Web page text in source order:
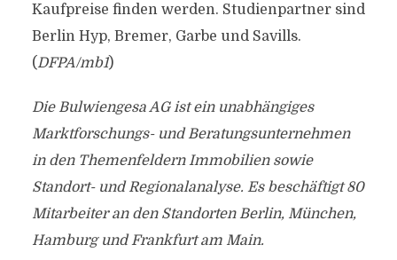
Kaufpreise finden werden. Studienpartner sind
Berlin Hyp, Bremer, Garbe und Savills.
(DFPA/mb1)
Die Bulwiengesa AG ist ein unabhängiges
Marktforschungs- und Beratungsunternehmen
in den Themenfeldern Immobilien sowie
Standort- und Regionalanalyse. Es beschäftigt 80
Mitarbeiter an den Standorten Berlin, München,
Hamburg und Frankfurt am Main.